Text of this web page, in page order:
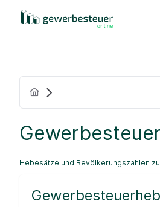
Hebesätze und Bevölkerungszahlen